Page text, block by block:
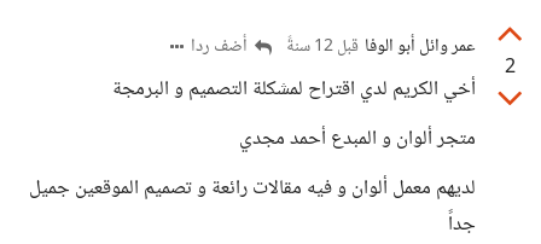
2
عمر وائل أبو الوفا قبل 12 سنةً أضف ردا
أخي الكريم لدي اقتراح لمشكلة التصميم و البرمجة
متجر ألوان و المبدع أحمد مجدي
لديهم معمل ألوان و فيه مقالات رائعة و تصميم الموقعين جميل
جداً